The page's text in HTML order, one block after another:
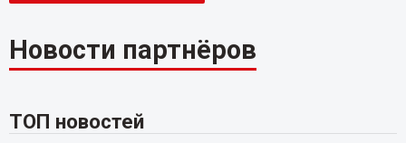
Новости партнёров
ТОП новостей